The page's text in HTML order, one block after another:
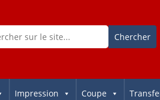
Impression Coupe